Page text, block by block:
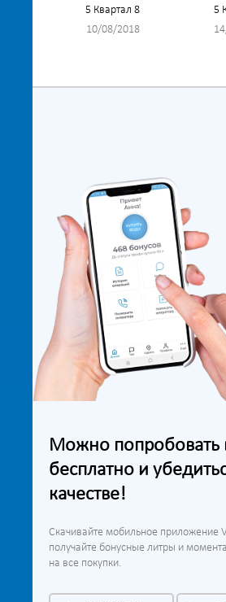
5 Квартал 8
10/08/2018
5
Можно попробовать
бесплатно и
качестве!
Скачивайте мобильное приложение
получайте бонусные литры и
на все покупки.